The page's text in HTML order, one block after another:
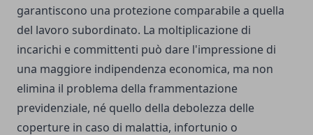
garantiscono una protezione comparabile a quella
del lavoro subordinato. La moltiplicazione di
incarichi e committenti può dare l'impressione di
una maggiore indipendenza economica, ma non
elimina il problema della frammentazione
previdenziale, né quello della debolezza delle
coperture in caso di malattia, infortunio o